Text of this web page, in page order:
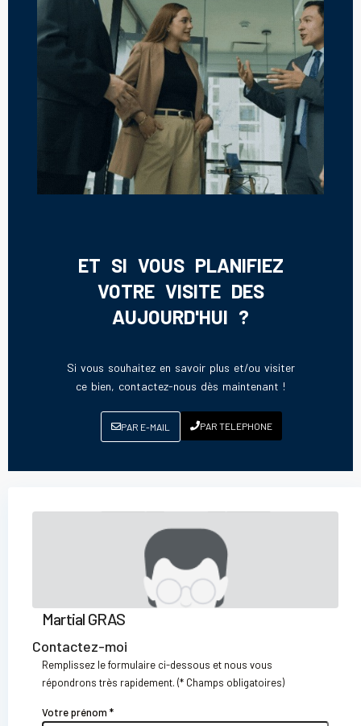
ET SI VOUS PLANIFIEZ
VOTRE VISITE DES
AUJOURD'HUI ?
Si vous souhaitez en savoir plus et/ou visiter
ce bien, contactez-nous dès maintenant !
PAR E-MAIL PAR TELEPHONE
Martial GRAS
Contactez-moi
Remplissez le formulaire ci-dessous et nous vous
répondrons très rapidement. (* Champs obligatoires)
Votre prénom *